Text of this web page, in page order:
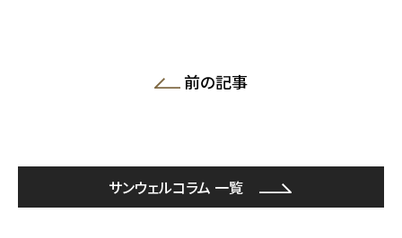
前の記事
サンウェルコラム 一覧